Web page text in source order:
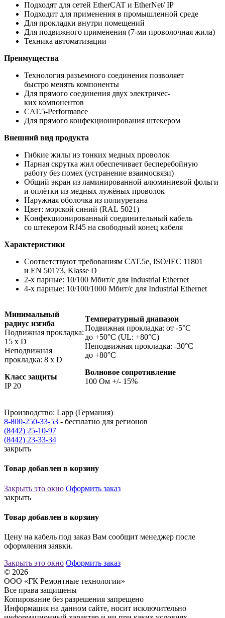
Подходят для сетей EtherCAT и EtherNet/ IP
Подходит для применения в промышленной среде
Для прокладки внутри помещений
Для подвижного применения (7-ми проволочная жила)
Техника автоматизации
Преимущества
Технология разъемного соединения позволяет
быстро менять компоненты
Для прямого соединения двух электричес-
ких компонентов
CAT.5-Performance
Для прямого конфекционирования штекером
Внешний вид продукта
Гибкие жилы из тонких медных проволок
Парная скрутка жил обеспечивает бесперебойную
работу без помех (устранение взаимосвязи)
Общий экран из ламинированной алюминиевой фольги
и оплётки из медных лужёных проволок
Наружная оболочка из полиуретана
Цвет: морской синий (RAL 5021)
Kонфекционированный соединительный кабель
со штекером RJ45 на свободный конец кабеля
Характеристики
Соответствуют требованиям CAT.5e, ISO/IEC 11801
и EN 50173, Klasse D
2-х парные: 10/100 Mбит/с для Industrial Ethernet
4-х парные: 10/100/1000 Mбит/с для Industrial Ethernet
Минимальный
радиус изгиба
Подвижная прокладка:
15 x D
Неподвижная
прокладка: 8 х D
Класс защиты
IP 20
Tемпературный диапазон
Подвижная прокладка: от -5°C
до +50°C (UL: +80°C)
Неподвижная прокладка: -30°C
до +80°C
Волновое сопротивление
100 Ом +/- 15%
Производство: Lapp (Германия)
8-800-250-33-53 - бесплатно для регионов
(8442) 25-10-97
(8442) 23-33-34
закрыть
Товар добавлен в корзину
Закрыть это окно Оформить заказ
закрыть
Товар добавлен в корзину
Цену на кабель под заказ Вам сообщит менеджер после
оформления заявки.
Закрыть это окно Оформить заказ
© 2026
ООО «ГК Ремонтные технологии»
Все права защищены
Копирование без разрешения запрещено
Информация на данном сайте, носит исключительно